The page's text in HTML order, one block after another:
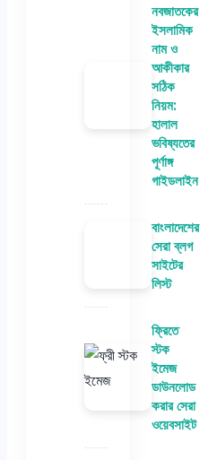
নবজাতকের
ইসলামিক
নাম ও
আকীকার
সঠিক
নিয়ম:
হালাল
ভবিষ্যতের
পূর্ণাঙ্গ
গাইডলাইন
বাংলাদেশের
সেরা ব্লগ
সাইটের
লিস্ট
ফ্রিতে
স্টক
ইমেজ
ডাউনলোড
করার সেরা
ওয়েবসাইট